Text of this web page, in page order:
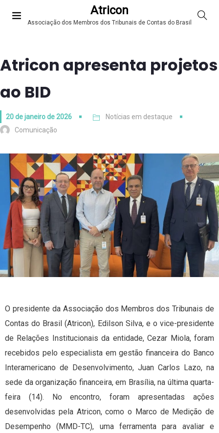
Atricon
Associação dos Membros dos Tribunais de Contas do Brasil
Atricon apresenta projetos
ao BID
20 de janeiro de 2026
Notícias em destaque
Comunicação
O presidente da Associação dos Membros dos Tribunais de
Contas do Brasil (Atricon), Edilson Silva, e o vice-presidente
de Relações Institucionais da entidade, Cezar Miola, foram
recebidos pelo especialista em gestão financeira do Banco
Interamericano de Desenvolvimento, Juan Carlos Lazo, na
sede da organização financeira, em Brasília, na última quarta-
feira (14). No encontro, foram apresentadas ações
desenvolvidas pela Atricon, como o Marco de Medição de
Desempenho (MMD-TC), uma ferramenta para avaliar e